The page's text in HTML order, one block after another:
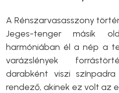
A Rénszarvasasszony
Jeges-tenger másik
harmóniában él a nép a
varázslények
darabként viszi
rendező, akinek ez volt az